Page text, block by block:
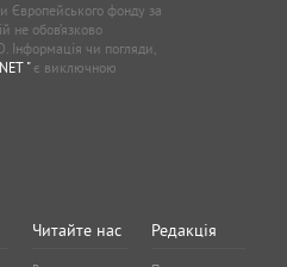
Європейського фонду за
не обов’язково
Інформація чи погляди,
"є виключною
Читайте нас Редакція